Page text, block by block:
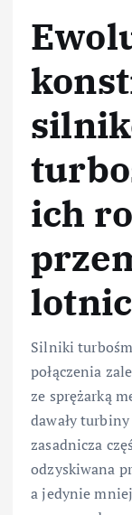
ich
Silniki
połączenia
ze sprężarką
dawały
zasadnicza
odzyskiwana
a jedynie